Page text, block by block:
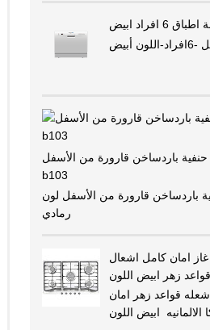
أبيض
كولدير مبرد مياه 2 حنفية باردساخن قارورة من الأسفل
b103
مبرد مياه 2 حنفية باردساخن قارورة من الأسفل لون
رمادي
5 شعلة غاز امان كامل اشعال
مسطح غاز 90 سم 5 شعله قواعد زهر امان
ابيض اللون